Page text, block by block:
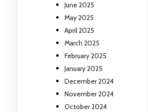
June 2025
May 2025
April 2025
March 2025
February 2025
January 2025
December 2024
November 2024
October 2024